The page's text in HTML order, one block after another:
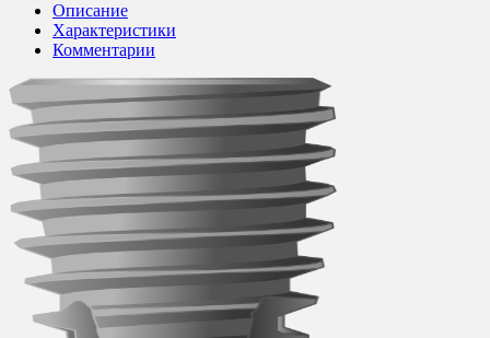
Описание
Характеристики
Комментарии